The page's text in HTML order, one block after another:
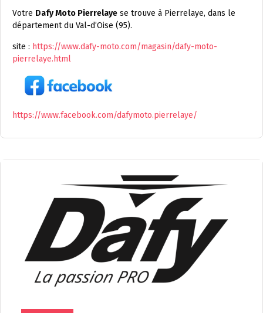
Votre Dafy Moto Pierrelaye se trouve à Pierrelaye, dans le
département du Val-d’Oise (95).
site : https://www.dafy-moto.com/magasin/dafy-moto-
pierrelaye.html
https://www.facebook.com/dafymoto.pierrelaye/